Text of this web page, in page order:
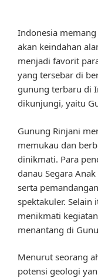
Indonesia
akan keindahan
menjadi favorit
yang tersebar di
gunung terbaru di
dikunjungi, yaitu
Gunung Rinjani
memukau dan
dinikmati. Para
danau Segara
serta
spektakuler.
menikmati
menantang di
Menurut seorang
potensi geologi